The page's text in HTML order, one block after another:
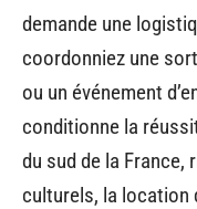
demande une
coordonniez une
ou un événement
conditionne la
du sud de la France,
culturels, la location